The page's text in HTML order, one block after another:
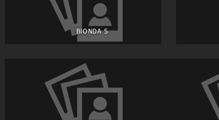
BIONDA S